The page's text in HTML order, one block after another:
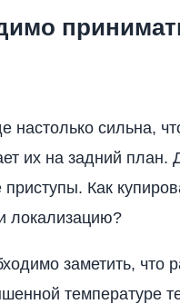
настолько сильна,
их на задний план.
Как
локализацию?
заметить, что
температуре